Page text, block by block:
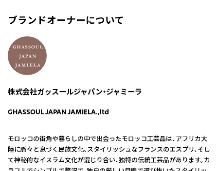
ブランドオーナーについて
株式会社ガッスールジャパン・ジャミーラ
GHASSOUL JAPAN JAMIELA.,ltd
モロッコの街角や暮らしの中で出会ったモロッコ工芸品は、アフリカ大
陸に脈々と息づく民族文化、スタイリッシュなフランスのエスプリ、そし
て神秘的なイスラム文化が混じり合い、独特の伝統工芸品があります。カ